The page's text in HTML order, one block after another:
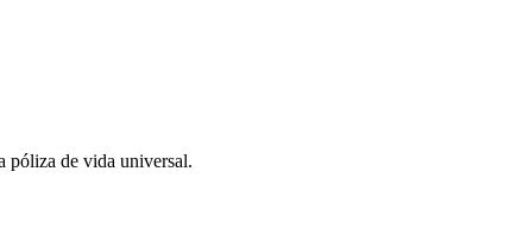
póliza de vida universal.